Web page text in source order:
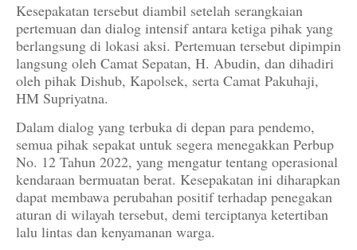
Kesepakatan tersebut diambil setelah serangkaian
pertemuan dan dialog intensif antara ketiga pihak yang
berlangsung di lokasi aksi. Pertemuan tersebut dipimpin
langsung oleh Camat Sepatan, H. Abudin, dan dihadiri
oleh pihak Dishub, Kapolsek, serta Camat Pakuhaji,
HM Supriyatna.
Dalam dialog yang terbuka di depan para pendemo,
semua pihak sepakat untuk segera menegakkan Perbup
No. 12 Tahun 2022, yang mengatur tentang operasional
kendaraan bermuatan berat. Kesepakatan ini diharapkan
dapat membawa perubahan positif terhadap penegakan
aturan di wilayah tersebut, demi terciptanya ketertiban
lalu lintas dan kenyamanan warga.